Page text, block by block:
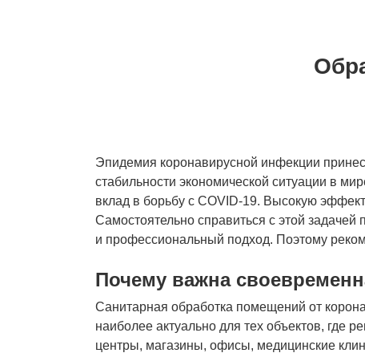
Эпидемия коронавирусной инфекции
стабильности экономической ситуации в
вклад в борьбу с COVID-19. Высокую
Самостоятельно справиться с этой задачей
и профессиональный подход. Поэтому
Почему важна
Санитарная обработка помещений от
наиболее актуально для тех объектов, где
центры, магазины, офисы, медицинские